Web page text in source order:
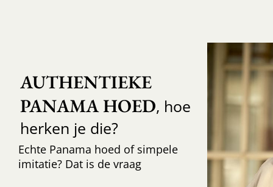
AUTHENTIEKE
PANAMA HOED, hoe
herken je die?
Echte Panama hoed of simpele
imitatie? Dat is de vraag